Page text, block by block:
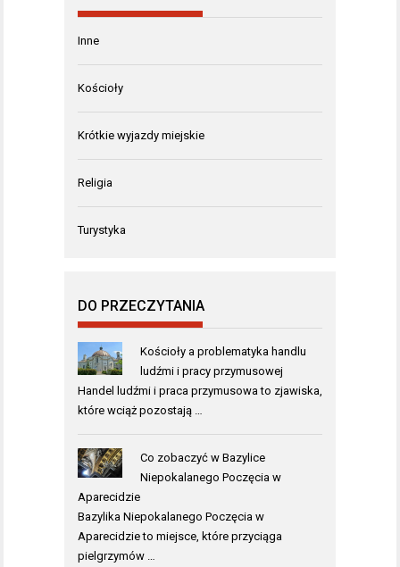
Inne
Kościoły
Krótkie wyjazdy miejskie
Religia
Turystyka
DO PRZECZYTANIA
Kościoły a problematyka handlu
ludźmi i pracy przymusowej
Handel ludźmi i praca przymusowa to zjawiska,
które wciąż pozostają …
Co zobaczyć w Bazylice
Niepokalanego Poczęcia w
Aparecidzie
Bazylika Niepokalanego Poczęcia w
Aparecidzie to miejsce, które przyciąga
pielgrzymów …